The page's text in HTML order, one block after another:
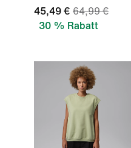
45,49 € 64,99 €
30 % Rabatt